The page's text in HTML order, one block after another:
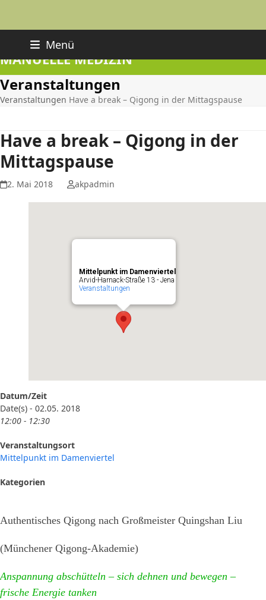
content
Menü
PRAXIS FÜR AKUPUNKTUR UND
MANUELLE MEDIZIN
Veranstaltungen
Veranstaltungen Have a break – Qigong in der Mittagspause
Have a break – Qigong in der
Mittagspause
2. Mai 2018 akpadmin
Mittelpunkt im Damenviertel
Arvid-Harnack-Straße 13 - Jena
Veranstaltungen
Datum/Zeit
Date(s) - 02.05. 2018
12:00 - 12:30
Veranstaltungsort
Mittelpunkt im Damenviertel
Kategorien
Authentisches Qigong nach Großmeister Quingshan Liu
(Münchener Qigong-Akademie)
Anspannung abschütteln – sich dehnen und bewegen –
frische Energie tanken